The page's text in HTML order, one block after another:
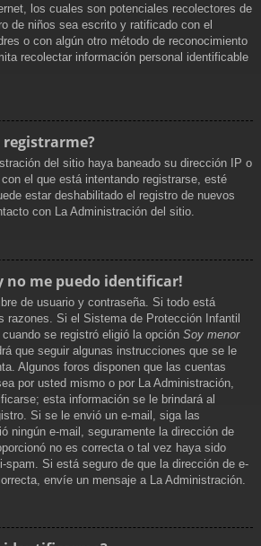
los cuales son potenciales recolectores de
de niños sea escrito y ratificado con el
o con algún otro método de reconocimiento
recolectar información personal identificable
registrarme?
del sitio haya baneado su dirección IP o
el que está intentando registrarse, esté
estar deshabilitado el registro de nuevos
con La Administración del sitio.
no me puedo identificar!
de usuario y contraseña. Si todo está
razones. Si el Sistema de Protección Infantil
se registró eligió la opción Soy menor
que seguir algunas instrucciones que se le
Algunos foros disponen que las cuentas
por usted mismo o por La Administración,
esta información se le brindará al
Si se le envió un e-mail, siga las
ningún e-mail, seguramente la dirección de
no es correcta o tal vez haya sido
spam. Si está seguro de que la dirección de e-
envíe un mensaje a La Administración.